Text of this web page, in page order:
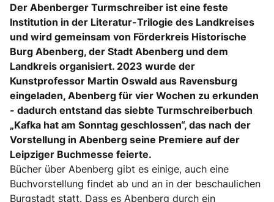
Der Abenberger Turmschreiber ist eine feste
Institution in der Literatur-Trilogie des Landkreises
und wird gemeinsam von Förderkreis Historische
Burg Abenberg, der Stadt Abenberg und dem
Landkreis organisiert. 2023 wurde der
Kunstprofessor Martin Oswald aus Ravensburg
eingeladen, Abenberg für vier Wochen zu erkunden
- dadurch entstand das siebte Turmschreiberbuch
„Kafka hat am Sonntag geschlossen“, das nach der
Vorstellung in Abenberg seine Premiere auf der
Leipziger Buchmesse feierte.
Bücher über Abenberg gibt es einige, auch eine
Buchvorstellung findet ab und an in der beschaulichen
Burgstadt statt. Dass es Abenberg durch ein